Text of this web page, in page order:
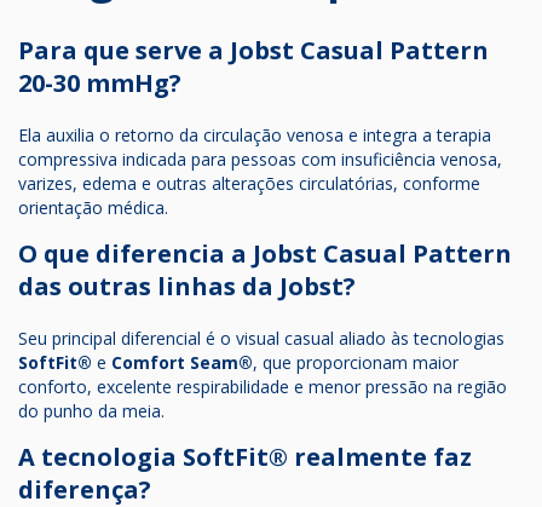
Para que serve a Jobst Casual Pattern
20-30 mmHg?
Ela auxilia o retorno da circulação venosa e integra a terapia
compressiva indicada para pessoas com insuficiência venosa,
varizes, edema e outras alterações circulatórias, conforme
orientação médica.
O que diferencia a Jobst Casual Pattern
das outras linhas da Jobst?
Seu principal diferencial é o visual casual aliado às tecnologias
SoftFit® e Comfort Seam®, que proporcionam maior
conforto, excelente respirabilidade e menor pressão na região
do punho da meia.
A tecnologia SoftFit® realmente faz
diferença?